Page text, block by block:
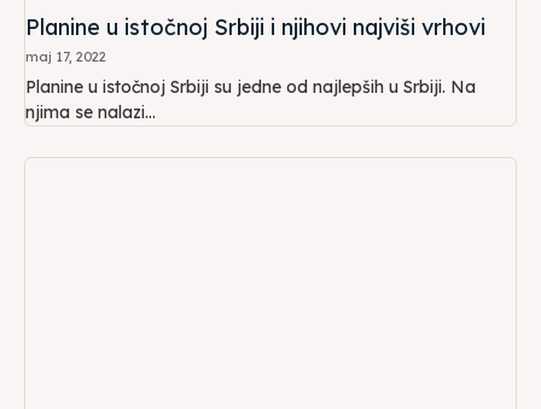
Planine u istočnoj Srbiji i njihovi najviši vrhovi
maj 17, 2022
Planine u istočnoj Srbiji su jedne od najlepših u Srbiji. Na
njima se nalazi...